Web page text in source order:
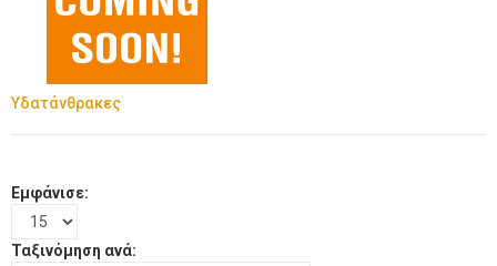
Υδατάνθρακες
Εμφάνισε:
Ταξινόμηση ανά: